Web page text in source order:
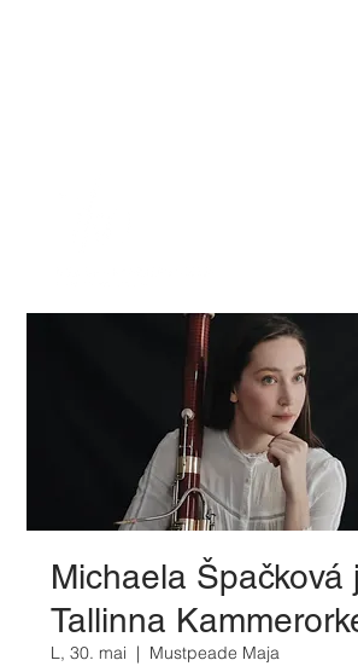
Michaela Špačková
Tallinna
L, 30. mai
  |
Mustpeade Maja